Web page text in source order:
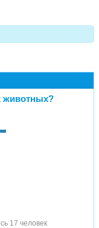
животных?
17 человек